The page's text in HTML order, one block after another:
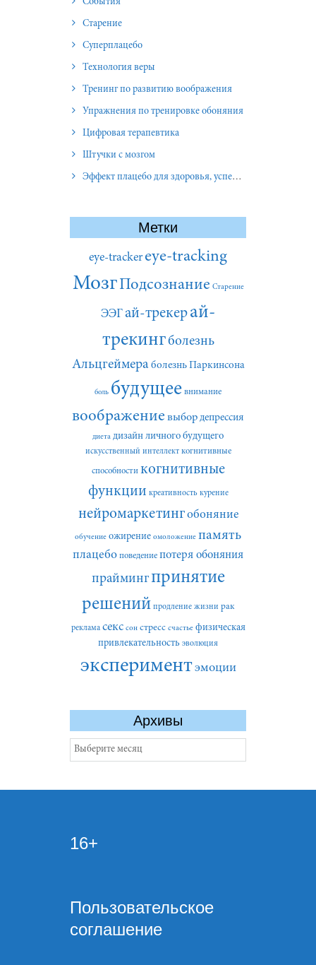
Старение
Суперплацебо
Технология веры
Тренинг по развитию воображения
Упражнения по тренировке обоняния
Цифровая терапевтика
Штучки с мозгом
Эффект плацебо для здоровья, успеха и отношений
Метки
eye-tracker eye-tracking
МозгПодсознание Старение
ЭЭГай-трекерай-
трекингболезнь
Альцгеймера болезнь Паркинсона
боль будущее внимание
воображение выбор депрессия
диета дизайн личного будущего
искусственный интеллект когнитивные
способности когнитивные
функции креативность курение
нейромаркетингобоняние
обучение ожирение омоложение память
плацебо поведение потеря обоняния
праймингпринятие
решений продление жизни рак
реклама секс сон стресс счастье физическая
привлекательность эволюция
экспериментэмоции
Архивы
Архивы
16+
Пользовательское
соглашение